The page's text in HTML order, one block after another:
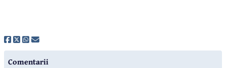
Comentarii